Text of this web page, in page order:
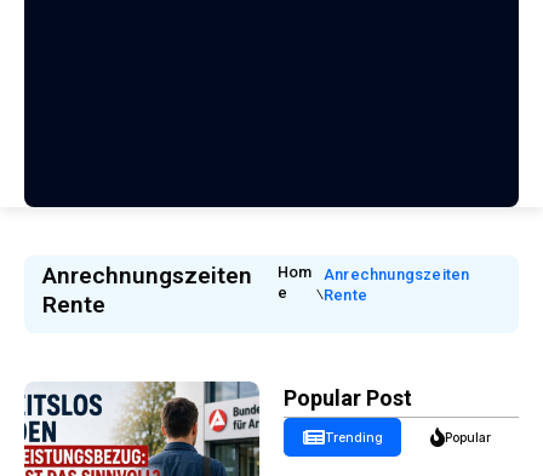
Anrechnungszeiten
Rente
Hom
E
Anrechnungszeiten
Rente
Popular Post
Trending Popular